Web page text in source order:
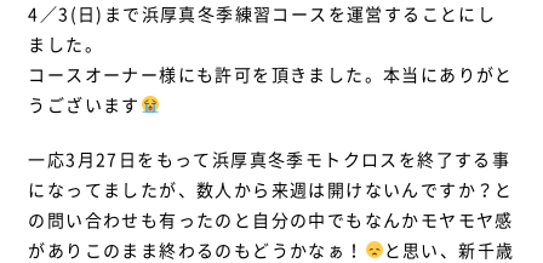
4／3(日)まで浜厚真冬季練習コースを運営することにし
ました。
コースオーナー様にも許可を頂きました。本当にありがと
うございます
一応3月27日をもって浜厚真冬季モトクロスを終了する事
になってましたが、数人から来週は開けないんですか？と
の問い合わせも有ったのと自分の中でもなんかモヤモヤ感
がありこのまま終わるのもどうかなぁ！
と思い、新千歳